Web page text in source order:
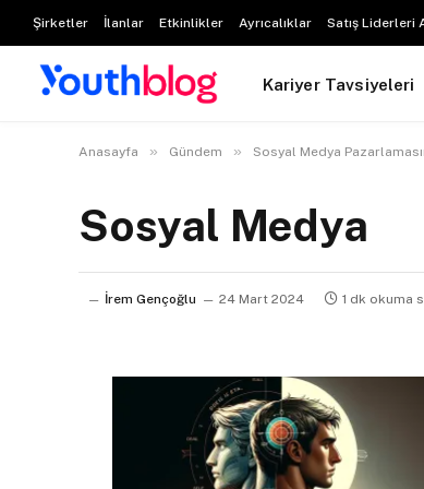
Şirketler İlanlar Etkinlikler Ayrıcalıklar Satış Liderleri
Kariyer Tavsiyeleri
Anasayfa » Gündem » Sosyal Medya
Sosyal Medya
İrem Gençoğlu 24 Mart 2024 1 dk okuma